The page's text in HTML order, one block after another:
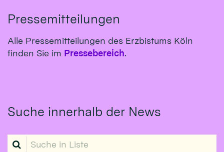
Pressemitteilungen
Alle Pressemitteilungen des Erzbistums Köln
finden Sie im Pressebereich.
Suche innerhalb der News
Suche in Liste